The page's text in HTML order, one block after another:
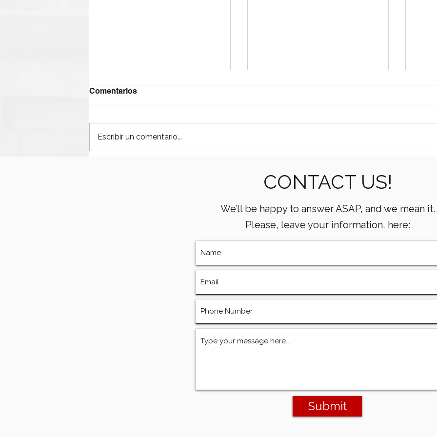
fluidos soportan alta
presión en bombas
Comentarios
Escribir un comentario...
CONTACT US!
We’ll be happy to answer ASAP, and we mean it.
Please, leave your information, here:
Submit